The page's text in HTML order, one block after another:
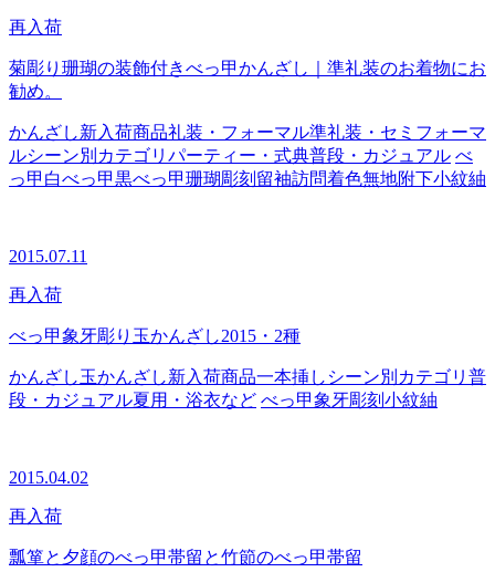
再入荷
菊彫り珊瑚の装飾付きべっ甲かんざし｜準礼装のお着物にお
勧め。
かんざし新入荷商品礼装・フォーマル準礼装・セミフォーマ
ルシーン別カテゴリ パーティー・式典普段・カジュアル べ
っ甲 白べっ甲黒べっ甲珊瑚彫刻 留袖訪問着色無地附下小紋紬
2015.07.11
再入荷
べっ甲象牙彫り玉かんざし2015・2種
かんざし玉かんざし新入荷商品一本挿し シーン別カテゴリ 普
段・カジュアル夏用・浴衣など べっ甲象牙彫刻 小紋紬
2015.04.02
再入荷
瓢箪と夕顔のべっ甲帯留と竹節のべっ甲帯留